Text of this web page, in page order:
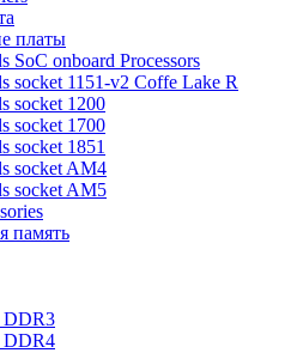
платы
SoC onboard Processors
socket 1151-v2 Coffe Lake R
socket 1200
socket 1700
socket 1851
socket AM4
socket AM5
память